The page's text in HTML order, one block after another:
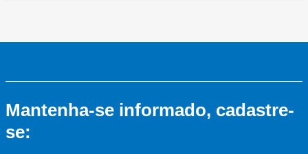
Mantenha-se informado, cadastre-
se: